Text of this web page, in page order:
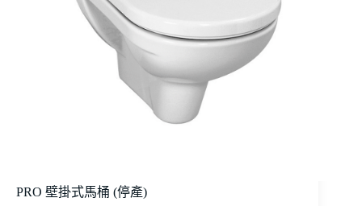
PRO 壁掛式馬桶 (停產)